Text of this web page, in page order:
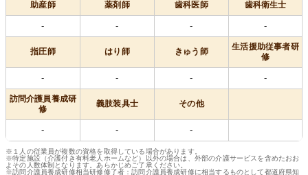
助産師 薬剤師 歯科医師 歯科衛生士
- - - -
指圧師 はり師 きゅう師
生活援助従事者研
修
- - - -
訪問介護員養成研
修
義肢装具士 その他
- - -
※１人の従業員が複数の資格を取得している場合があります。
※特定施設（介護付き有料老人ホームなど）以外の場合は、外部の介護サービスを含めたおお
よその人数体制となります。あらかじめご了承ください。
※訪問介護員養成研修相当研修修了者：訪問介護員養成研修に相当するものとして都道府県知